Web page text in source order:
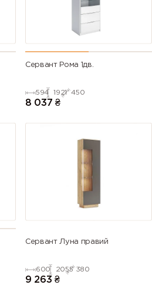
Сервант Рома 1дв.
594 1921 450
8 037 ₴
Сервант Луна правий
600 2055 380
9 263 ₴